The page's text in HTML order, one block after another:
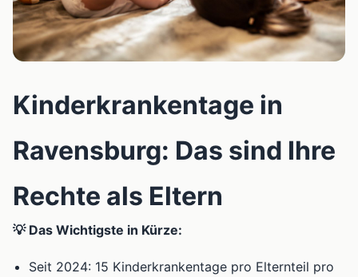
Kinderkrankentage in
Ravensburg: Das sind Ihre
Rechte als Eltern
💡 Das Wichtigste in Kürze:
Seit 2024: 15 Kinderkrankentage pro Elternteil pro